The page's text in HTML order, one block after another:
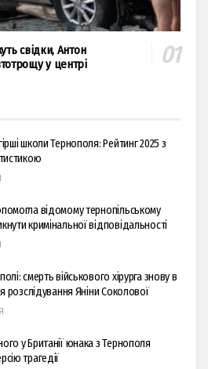
свідки, Антон
у центрі
школи Тернополя: Рейтинг 2025 з
відомому тернопільському
кримінальної відповідальності
смерть військового хірурга знову в
розслідування Яніни Соколової
у Британії юнака з Тернополя
трагедії